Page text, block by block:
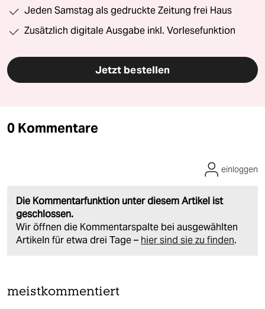
Jeden Samstag als gedruckte Zeitung frei Haus
Zusätzlich digitale Ausgabe inkl. Vorlesefunktion
Jetzt bestellen
0 Kommentare
Die Kommentarfunktion unter diesem Artikel ist
geschlossen.
Wir öffnen die Kommentarspalte bei ausgewählten
Artikeln für etwa drei Tage – hier sind sie zu finden.
einloggen
meistkommentiert